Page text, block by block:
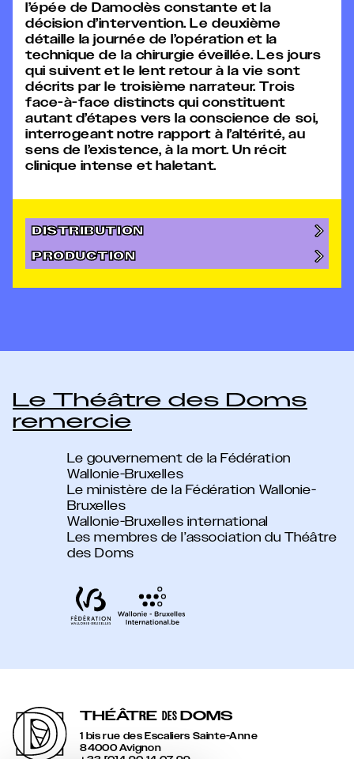
l’épée de Damoclès constante et la
décision d’intervention. Le deuxième
détaille la journée de l’opération et la
technique de la chirurgie éveillée. Les jours
qui suivent et le lent retour à la vie sont
décrits par le troisième narrateur. Trois
face-à-face distincts qui constituent
autant d’étapes vers la conscience de soi,
interrogeant notre rapport à l’altérité, au
sens de l’existence, à la mort. Un récit
clinique intense et haletant.
DISTRIBUTION
PRODUCTION
Le Théâtre des Doms
remercie
Le gouvernement de la Fédération
Wallonie-Bruxelles
Le ministère de la Fédération Wallonie-
Bruxelles
Wallonie-Bruxelles international
Les membres de l’association du Théâtre
des Doms
THÉÂTRE DES DOMS
1 bis rue des Escaliers Sainte-Anne
84000 Avignon